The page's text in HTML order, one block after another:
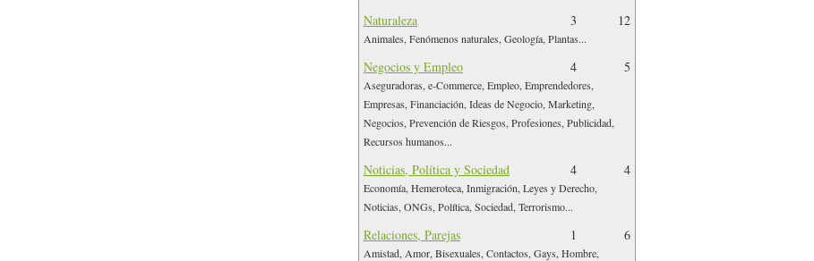
Naturaleza 3 12
Animales, Fenómenos naturales, Geología, Plantas...
Negocios y Empleo 4 5
Aseguradoras, e-Commerce, Empleo, Emprendedores,
Empresas, Financiación, Ideas de Negocio, Marketing,
Negocios, Prevención de Riesgos, Profesiones, Publicidad,
Recursos humanos...
Noticias, Política y Sociedad 4 4
Economía, Hemeroteca, Inmigración, Leyes y Derecho,
Noticias, ONGs, Política, Sociedad, Terrorismo...
Relaciones, Parejas 1 6
Amistad, Amor, Bisexuales, Contactos, Gays, Hombre,